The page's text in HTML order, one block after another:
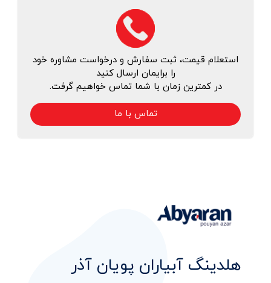
استعلام قیمت، ثبت سفارش و درخواست مشاوره خود
را برایمان ارسال کنید
در کمترین زمان با شما تماس خواهیم گرفت.
تماس با ما
هلدینگ آبیاران پویان آذر